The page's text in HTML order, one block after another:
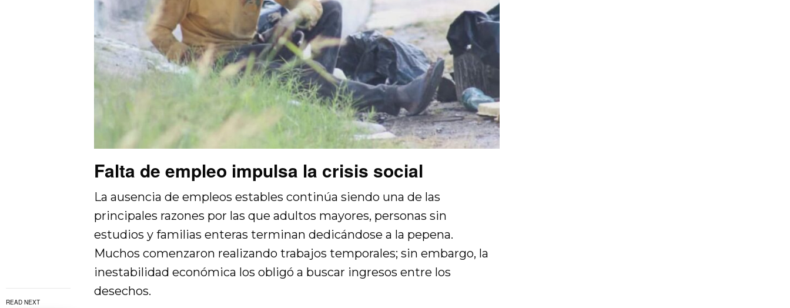
READ NEXT
Falta de empleo impulsa la crisis social
La ausencia de empleos estables continúa siendo una de las
principales razones por las que adultos mayores, personas sin
estudios y familias enteras terminan dedicándose a la pepena.
Muchos comenzaron realizando trabajos temporales; sin embargo, la
inestabilidad económica los obligó a buscar ingresos entre los
desechos.